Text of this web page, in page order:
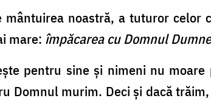
noastră, a tuturor celor
mare: împăcarea cu Domnul
pentru sine și nimeni nu
Domnul murim. Deci și dacă